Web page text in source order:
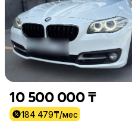
10 500 000 ₸
184 479₸/мес